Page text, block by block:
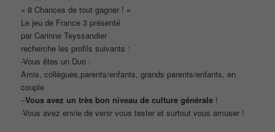
« 8 Chances de tout gagner ! »
Le jeu de France 3 présenté
par Carinne Teyssandier
recherche les profils suivants :
-Vous êtes un Duo :
Amis, collègues,parents/enfants, grands parents/enfants, en
couple
–Vous avez un très bon niveau de culture générale !
-Vous avez envie de venir vous tester et surtout vous amuser !